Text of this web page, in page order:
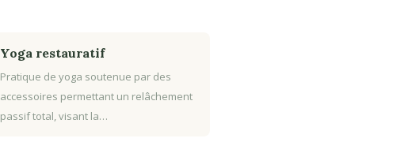
Yoga restauratif
Pratique de yoga soutenue par des
accessoires permettant un relâchement
passif total, visant la…